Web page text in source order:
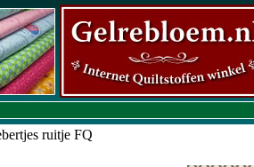
ruitje FQ